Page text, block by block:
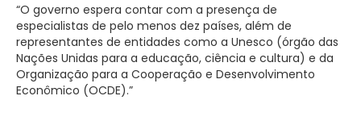
“O governo espera contar com a presença de
especialistas de pelo menos dez países, além de
representantes de entidades como a Unesco (órgão das
Nações Unidas para a educação, ciência e cultura) e da
Organização para a Cooperação e Desenvolvimento
Econômico (OCDE).”